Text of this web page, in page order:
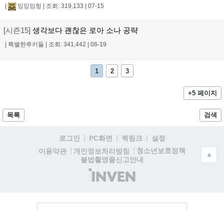
잉잉잉힝 조회: 319,133 07-15
[시즌15] 생각보다 괜찮은 로아 소나 공략
특별한루키들 조회: 341,442 06-19
1 2 3
+5 페이지
목록 검색
로그인 PC화면 퀵링크
설정
이용약관
개인정보처리방침
청소년보호정책
불법촬영물신고안내
(주)
인
▲